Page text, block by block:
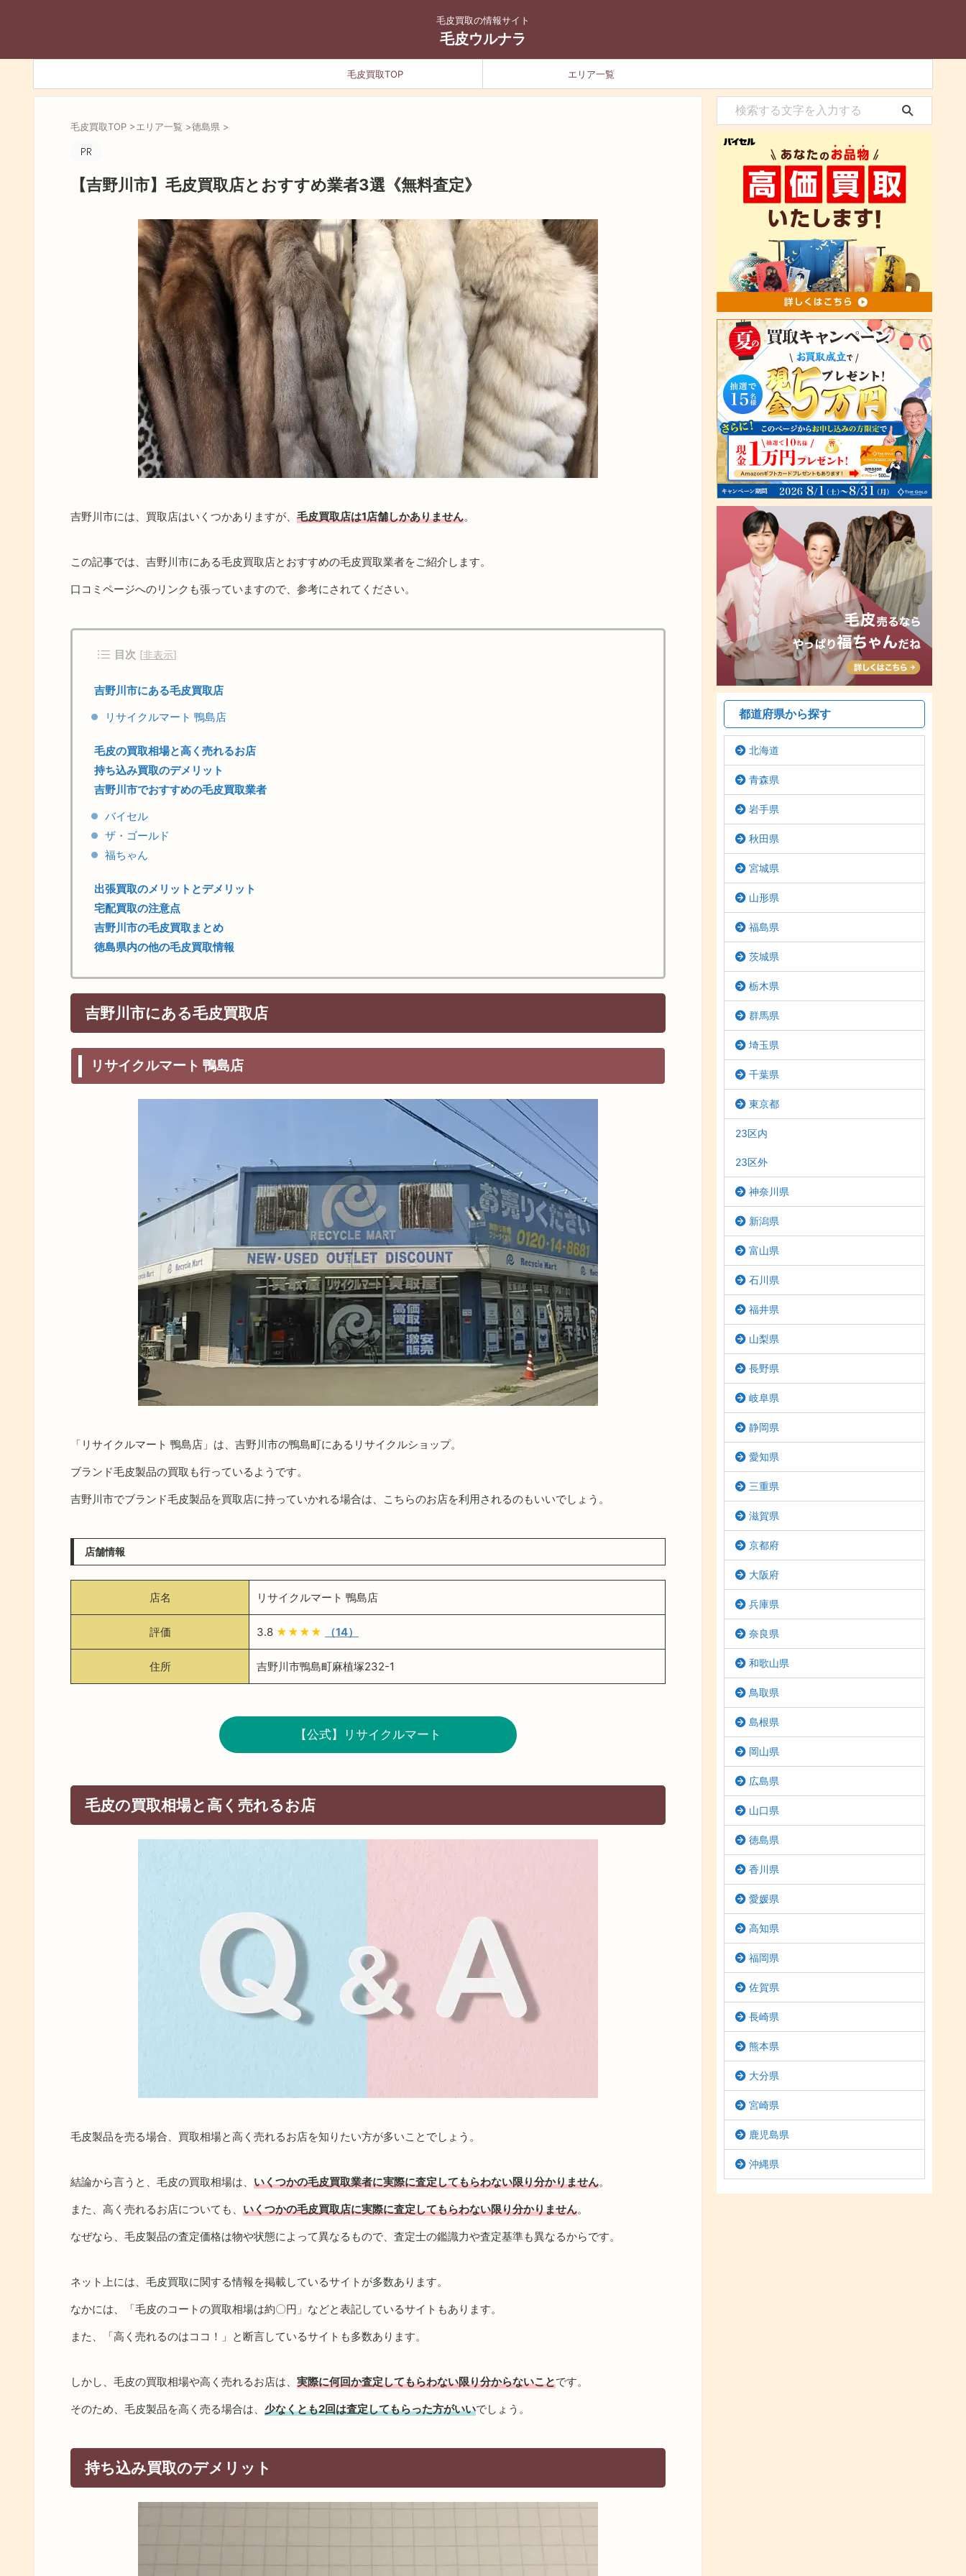
毛皮買取の情報サイト
毛皮ウルナラ
毛皮買取TOP エリア一覧
毛皮買取TOP >エリア一覧 >徳島県 >
【吉野川市】毛皮買取店とおすすめ業者3選《無料査定》
吉野川市には、買取店はいくつかありますが、 毛皮買取店は1店舗しかありません。
この記事では、吉野川市にある毛皮買取店とおすすめの毛皮買取業者をご紹介します。
口コミページへのリンクも張っていますので、参考にされてください。
目次 [非表示]
吉野川市にある毛皮買取店
リサイクルマート 鴨島店
毛皮の買取相場と高く売れるお店
持ち込み買取のデメリット
吉野川市でおすすめの毛皮買取業者
バイセル
ザ・ゴールド
福ちゃん
出張買取のメリットとデメリット
宅配買取の注意点
吉野川市の毛皮買取まとめ
徳島県内の他の毛皮買取情報
吉野川市にある毛皮買取店
リサイクルマート 鴨島店
「リサイクルマート 鴨島店」は、吉野川市の鴨島町にあるリサイクルショップ。
ブランド毛皮製品の買取も行っているようです。
吉野川市でブランド毛皮製品を買取店に持っていかれる場合は、こちらのお店を利用されるのもいいでしょう。
店舗情報
店名 リサイクルマート 鴨島店
評価 3.8 ★★★★ （14）
住所 吉野川市鴨島町麻植塚232-1
【公式】リサイクルマート
毛皮の買取相場と高く売れるお店
毛皮製品を売る場合、買取相場と高く売れるお店を知りたい方が多いことでしょう。
結論から言うと、毛皮の買取相場は、 いくつかの毛皮買取業者に実際に査定してもらわない限り分かりません。
また、高く売れるお店についても、 いくつかの毛皮買取店に実際に査定してもらわない限り分かりません。
なぜなら、毛皮製品の査定価格は物や状態によって異なるもので、査定士の鑑識力や査定基準も異なるからです。
ネット上には、毛皮買取に関する情報を掲載しているサイトが多数あります。
なかには、「毛皮のコートの買取相場は約〇円」などと表記しているサイトもあります。
また、「高く売れるのはココ！」と断言しているサイトも多数あります。
しかし、毛皮の買取相場や高く売れるお店は、 実際に何回か査定してもらわない限り分からないことです。
そのため、毛皮製品を高く売る場合は、 少なくとも2回は査定してもらった方がいいでしょう。
持ち込み買取のデメリット
都道府県から探す
北海道
青森県
岩手県
秋田県
宮城県
山形県
福島県
茨城県
栃木県
群馬県
埼玉県
千葉県
東京都
23区内
23区外
神奈川県
新潟県
富山県
石川県
福井県
山梨県
長野県
岐阜県
静岡県
愛知県
三重県
滋賀県
京都府
大阪府
兵庫県
奈良県
和歌山県
鳥取県
島根県
岡山県
広島県
山口県
徳島県
香川県
愛媛県
高知県
福岡県
佐賀県
長崎県
熊本県
大分県
宮崎県
鹿児島県
沖縄県